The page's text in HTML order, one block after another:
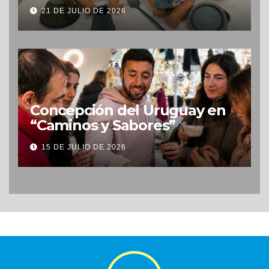
Uruguay
21 DE JULIO DE 2026
Concepción del Uruguay en
“Caminos y Sabores”
15 DE JULIO DE 2026